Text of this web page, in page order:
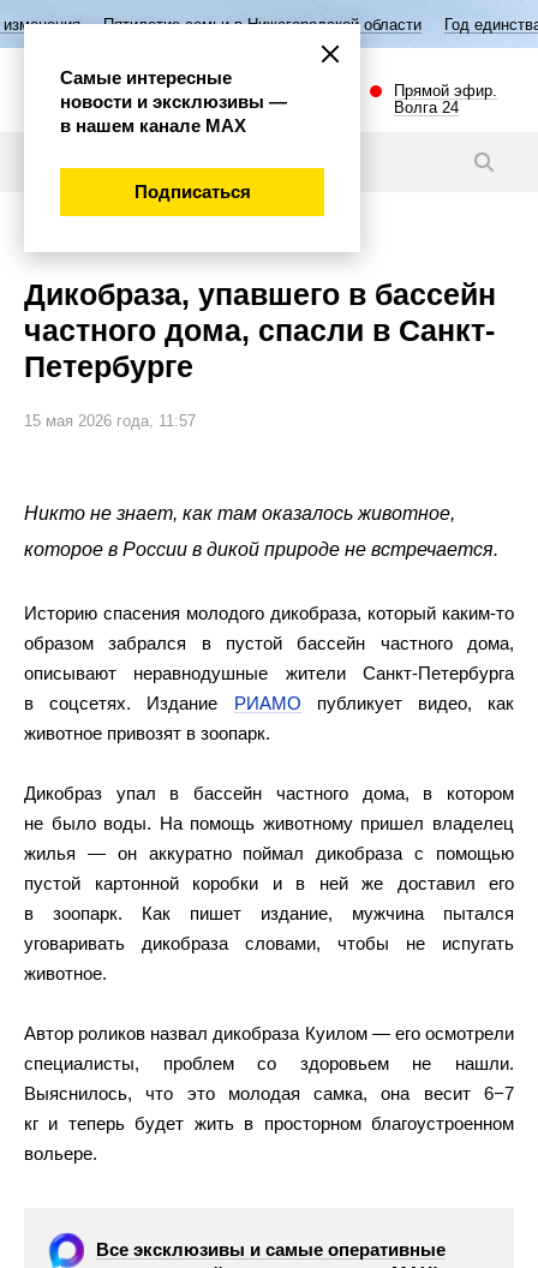
Пятилетие семьи в Нижегородской области Год единства народов
Прямой эфир.
Волга 24
Дикобраза, упавшего в бассейн
частного дома, спасли в Санкт-
Петербурге
15 мая 2026 года, 11:57
Никто не знает, как там оказалось животное,
которое в России в дикой природе не встречается.
Историю спасения молодого дикобраза, который каким-то
образом забрался в пустой бассейн частного дома,
описывают неравнодушные жители Санкт-Петербурга
в соцсетях. Издание РИАМО публикует видео, как
животное привозят в зоопарк.
Дикобраз упал в бассейн частного дома, в котором
не было воды. На помощь животному пришел владелец
жилья — он аккуратно поймал дикобраза с помощью
пустой картонной коробки и в ней же доставил его
в зоопарк. Как пишет издание, мужчина пытался
уговаривать дикобраза словами, чтобы не испугать
животное.
Автор роликов назвал дикобраза Куилом — его осмотрели
специалисты, проблем со здоровьем не нашли.
Выяснилось, что это молодая самка, она весит 6−7
кг и теперь будет жить в просторном благоустроенном
вольере.
Все эксклюзивы и самые оперативные
Самые интересные
новости и эксклюзивы —
в нашем канале МАХ
Подписаться